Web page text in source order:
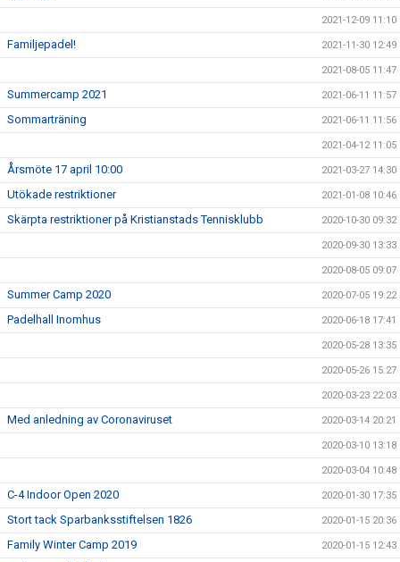
2021-12-09 11:10
Familjepadel! 2021-11-30 12:49
2021-08-05 11:47
Summercamp 2021 2021-06-11 11:57
Sommarträning 2021-06-11 11:56
2021-04-12 11:05
Årsmöte 17 april 10:00 2021-03-27 14:30
Utökade restriktioner 2021-01-08 10:46
Skärpta restriktioner på Kristianstads Tennisklubb 2020-10-30 09:32
2020-09-30 13:33
2020-08-05 09:07
Summer Camp 2020 2020-07-05 19:22
Padelhall Inomhus 2020-06-18 17:41
2020-05-28 13:35
2020-05-26 15:27
2020-03-23 22:03
Med anledning av Coronaviruset 2020-03-14 20:21
2020-03-10 13:18
2020-03-04 10:48
C-4 Indoor Open 2020 2020-01-30 17:35
Stort tack Sparbanksstiftelsen 1826 2020-01-15 20:36
Family Winter Camp 2019 2020-01-15 12:43